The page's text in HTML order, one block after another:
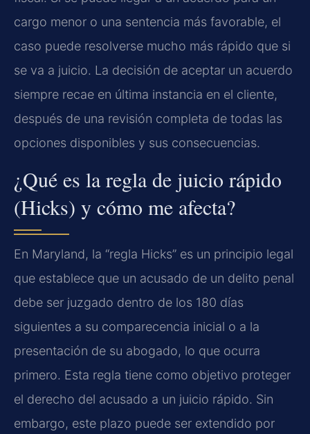
cargo menor o una sentencia más favorable, el
caso puede resolverse mucho más rápido que si
se va a juicio. La decisión de aceptar un acuerdo
siempre recae en última instancia en el cliente,
después de una revisión completa de todas las
opciones disponibles y sus consecuencias.
¿Qué es la regla de juicio rápido
(Hicks) y cómo me afecta?
En Maryland, la “regla Hicks” es un principio legal
que establece que un acusado de un delito penal
debe ser juzgado dentro de los 180 días
siguientes a su comparecencia inicial o a la
presentación de su abogado, lo que ocurra
primero. Esta regla tiene como objetivo proteger
el derecho del acusado a un juicio rápido. Sin
embargo, este plazo puede ser extendido por